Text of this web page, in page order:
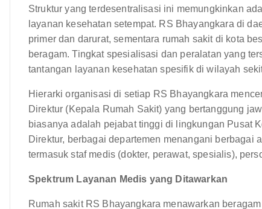
Struktur yang terdesentralisasi ini memungkinkan
layanan kesehatan setempat. RS Bhayangkara di
primer dan darurat, sementara rumah sakit di kota
beragam. Tingkat spesialisasi dan peralatan yang
tantangan layanan kesehatan spesifik di wilayah
Hierarki organisasi di setiap RS Bhayangkara
Direktur (Kepala Rumah Sakit) yang bertanggung
biasanya adalah pejabat tinggi di lingkungan Pusat
Direktur, berbagai departemen menangani berbagai
termasuk staf medis (dokter, perawat, spesialis),
Spektrum Layanan Medis yang Ditawarkan
Rumah sakit RS Bhayangkara menawarkan